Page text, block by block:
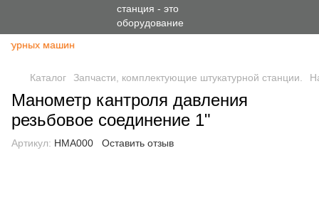
машин
Каталог Запчасти, комплектующие штукатурной станции.
Манометр кантроля давления
резьбовое соединение 1"
Артикул: HMA000 Оставить отзыв